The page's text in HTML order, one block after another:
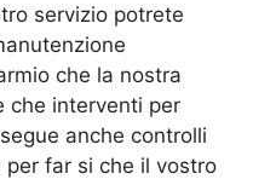
servizio potrete
che la nostra
che interventi per
anche controlli
far si che il vostro